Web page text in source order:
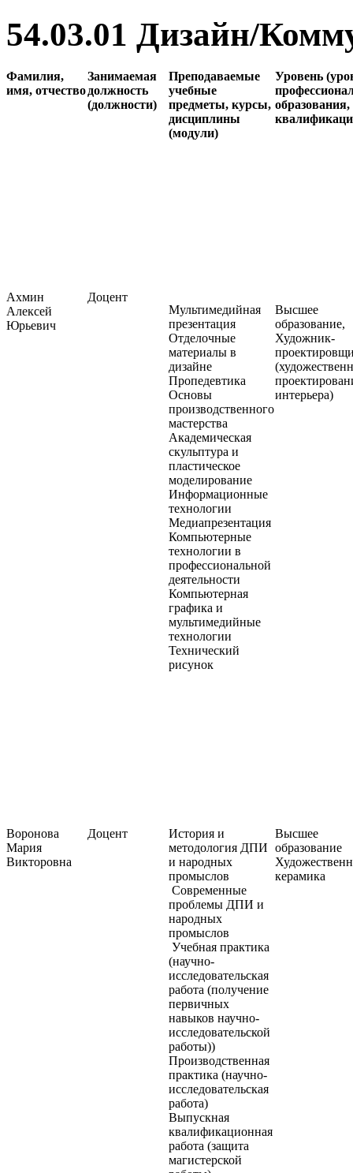
54.03.01 Дизайн/
Фамилия,
имя, отчество
Занимаемая
должность
(должности)
Преподаваемые
учебные
предметы, курсы,
дисциплины
(модули)
Уровень
образования,
Ахмин
Алексей
Юрьевич
Доцент
Мультимедийная
презентация
Отделочные
материалы в
дизайне
Пропедевтика
Основы
производственного
мастерства
Академическая
скульптура и
пластическое
моделирование
Информационные
технологии
Медиапрезентация
Компьютерные
технологии в
профессиональной
деятельности
Компьютерная
графика и
мультимедийные
технологии
Технический
рисунок
Высшее
образование,
Художник-
интерьера)
Воронова
Мария
Викторовна
Доцент
История и
методология ДПИ
и народных
промыслов
Современные
проблемы ДПИ и
народных
промыслов
Учебная практика
(научно-
исследовательская
работа (получение
первичных
навыков научно-
исследовательской
работы))
Производственная
практика (научно-
исследовательская
работа)
Выпускная
квалификационная
работа (защита
магистерской
Высшее
образование
керамика